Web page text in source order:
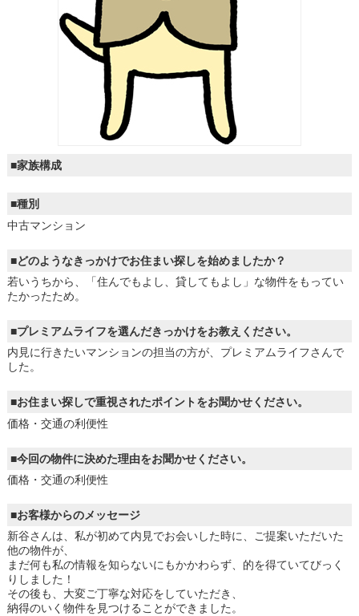
■家族構成
■種別
中古マンション
■どのようなきっかけでお住まい探しを始めましたか？
若いうちから、「住んでもよし、貸してもよし」な物件をもってい
たかったため。
■プレミアムライフを選んだきっかけをお教えください。
内見に行きたいマンションの担当の方が、プレミアムライフさんで
した。
■お住まい探しで重視されたポイントをお聞かせください。
価格・交通の利便性
■今回の物件に決めた理由をお聞かせください。
価格・交通の利便性
■お客様からのメッセージ
新谷さんは、私が初めて内見でお会いした時に、ご提案いただいた
他の物件が、
まだ何も私の情報を知らないにもかかわらず、的を得ていてびっく
りしました！
その後も、大変ご丁寧な対応をしていただき、
納得のいく物件を見つけることができました。